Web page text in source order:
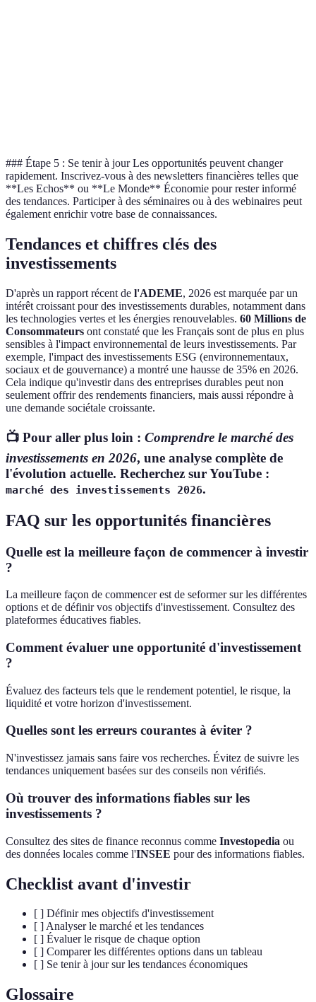
### Étape 5 : Se tenir à jour Les opportunités peuvent changer
rapidement. Inscrivez-vous à des newsletters financières telles que
**Les Echos** ou **Le Monde** Économie pour rester informé
des tendances. Participer à des séminaires ou à des webinaires peut
également enrichir votre base de connaissances.
Tendances et chiffres clés des
investissements
D'après un rapport récent de l'ADEME, 2026 est marquée par un
intérêt croissant pour des investissements durables, notamment dans
les technologies vertes et les énergies renouvelables. 60 Millions de
Consommateurs ont constaté que les Français sont de plus en plus
sensibles à l'impact environnemental de leurs investissements. Par
exemple, l'impact des investissements ESG (environnementaux,
sociaux et de gouvernance) a montré une hausse de 35% en 2026.
Cela indique qu'investir dans des entreprises durables peut non
seulement offrir des rendements financiers, mais aussi répondre à
une demande sociétale croissante.
📺 Pour aller plus loin : Comprendre le marché des
investissements en 2026, une analyse complète de
l'évolution actuelle. Recherchez sur YouTube :
marché des investissements 2026.
FAQ sur les opportunités financières
Quelle est la meilleure façon de commencer à investir
?
La meilleure façon de commencer est de seformer sur les différentes
options et de définir vos objectifs d'investissement. Consultez des
plateformes éducatives fiables.
Comment évaluer une opportunité d'investissement
?
Évaluez des facteurs tels que le rendement potentiel, le risque, la
liquidité et votre horizon d'investissement.
Quelles sont les erreurs courantes à éviter ?
N'investissez jamais sans faire vos recherches. Évitez de suivre les
tendances uniquement basées sur des conseils non vérifiés.
Où trouver des informations fiables sur les
investissements ?
Consultez des sites de finance reconnus comme Investopedia ou
des données locales comme l'INSEE pour des informations fiables.
Checklist avant d'investir
[ ] Définir mes objectifs d'investissement
[ ] Analyser le marché et les tendances
[ ] Évaluer le risque de chaque option
[ ] Comparer les différentes options dans un tableau
[ ] Se tenir à jour sur les tendances économiques
Glossaire